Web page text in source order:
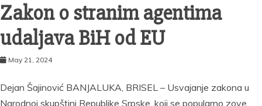
Zakon o stranim agentima
udaljava BiH od EU
May 21, 2024
Dejan Šajinović BANJALUKA, BRISEL – Usvajanje zakona u
Narodnoj skupštini Republike Srpske, koji se popularno zove